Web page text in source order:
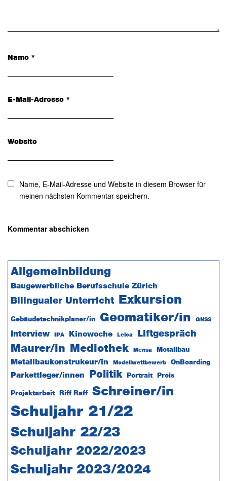
Name *
E-Mail-Adresse *
Website
Name, E-Mail-Adresse und Website in diesem Browser für
meinen nächsten Kommentar speichern.
Seitenspalte
Allgemeinbildung
Baugewerbliche Berufsschule Zürich
Bilingualer Unterricht Exkursion
Gebäudetechnikplaner/in Geomatiker/in GNSS
Interview IPA Kinowoche Leica Liftgespräch
Maurer/in Mediothek Mensa Metallbau
Metallbaukonstrukeur/in Modellwettbewerb OnBoarding
Parkettleger/innen Politik Portrait Preis
Projektarbeit Riff Raff Schreiner/in
Schuljahr 21/22
Schuljahr 22/23
Schuljahr 2022/2023
Schuljahr 2023/2024